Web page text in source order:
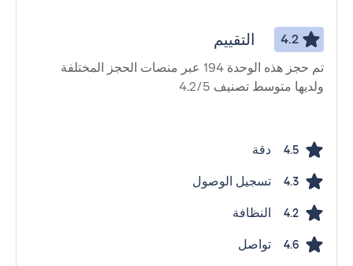
4.2 التقييم
تم حجز هذه الوحدة 194 عبر منصات الحجز المختلفة
ولديها متوسط ​​تصنيف 4.2/5
4.5 دقة
4.3 تسجيل الوصول
4.2 النظافة
4.6 تواصل